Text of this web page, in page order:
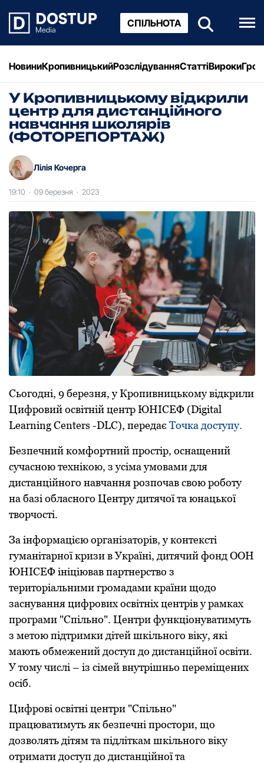
СПІЛЬНОТА
НовиниКропивницькийРозслідуванняСтаттіВироки
У Кропивницькому відкрили
центр для дистанційного
навчання школярів
(ФОТОРЕПОРТАЖ)
Лілія Кочерга
19:10 · 09 березня · 2023
Сьогодні, 9 березня, у Кропивницькому відкрили
Цифровий освітній центр ЮНІСЕФ (Digital
Learning Centers -DLC), передає Точка доступу.
Безпечний комфортний простір, оснащений
сучасною технікою, з усіма умовами для
дистанційного навчання розпочав свою роботу
на базі обласного Центру дитячої та юнацької
творчості.
За інформацією організаторів, у контексті
гуманітарної кризи в Україні, дитячий фонд ООН
ЮНІСЕФ ініціював партнерство з
територіальними громадами країни щодо
заснування цифрових освітніх центрів у рамках
програми "Спільно". Центри функціонуватимуть
з метою підтримки дітей шкільного віку, які
мають обмежений доступ до дистанційної освіти.
У тому числі – із сімей внутрішньо переміщених
осіб.
Цифрові освітні центри "Спільно"
працюватимуть як безпечні простори, що
дозволять дітям та підліткам шкільного віку
отримати доступ до дистанційної та